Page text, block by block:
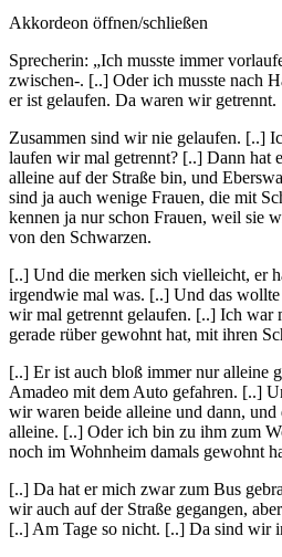
Akkordeon öffnen/schließen
Sprecherin: „Ich musste immer
zwischen-. [..] Oder ich musste nach
er ist gelaufen. Da waren wir getrennt.
Zusammen sind wir nie gelaufen. [..]
laufen wir mal getrennt? [..] Dann hat
alleine auf der Straße bin, und
sind ja auch wenige Frauen, die mit
kennen ja nur schon Frauen, weil sie
von den Schwarzen.
[..] Und die merken sich vielleicht, er
irgendwie mal was. [..] Und das
wir mal getrennt gelaufen. [..] Ich war
gerade rüber gewohnt hat, mit ihren
[..] Er ist auch bloß immer nur alleine
Amadeo mit dem Auto gefahren. [..]
wir waren beide alleine und dann, und
alleine. [..] Oder ich bin zu ihm zum
noch im Wohnheim damals gewohnt
[..] Da hat er mich zwar zum Bus
wir auch auf der Straße gegangen,
[..] Am Tage so nicht. [..] Da sind wir